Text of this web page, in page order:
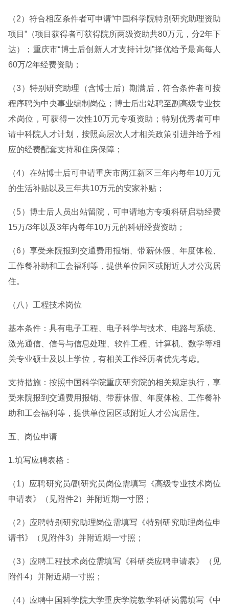
（2）符合相应条件者可申请“中国科学院特别研究助理资助
项目”（项目获得者可获得院所两级资助共80万元，分2年下
达）；重庆市“博士后创新人才支持计划”择优给予最高每人
60万/2年经费资助；
（3）特别研究助理（含博士后）期满后，符合条件者可按
程序聘为中央事业编制岗位；博士后出站聘至副高级专业技
术岗位，可获得一次性10万元专项资助；特别优秀者可申
请中科院人才计划，按照高层次人才相关政策引进并给予相
应的经费配套支持和住房保障；
（4）在站博士后可申请重庆市两江新区三年内每年10万元
的生活补贴以及三年共10万元的安家补贴；
（5）博士后人员出站留院，可申请地方专项科研启动经费
15万/3年以及3年内每年10万元的科研经费资助；
（6）享受来院报到交通费用报销、带薪休假、年度体检、
工作餐补助和工会福利等，提供单位园区或附近人才公寓居
住。
（八）工程技术岗位
基本条件：具有电子工程、电子科学与技术、电路与系统、
激光通信、信号与信息处理、软件工程、计算机、数学等相
关专业硕士及以上学位，有相关工作经历者优先考虑。
支持措施：按照中国科学院重庆研究院的相关规定执行，享
受来院报到交通费用报销、带薪休假、年度体检、工作餐补
助和工会福利等，提供单位园区或附近人才公寓居住。
五、岗位申请
1.填写应聘表格：
（1）应聘研究员/副研究员岗位需填写《高级专业技术岗位
申请表》（见附件2）并附近期一寸照；
（2）应聘特别研究助理岗位需填写《特别研究助理岗位申
请书》（见附件3）并附近期一寸照；
（3）应聘工程技术岗位需填写《科研类应聘申请表》（见
附件4）并附近期一寸照；
（4）应聘中国科学院大学重庆学院教学科研岗需填写《中